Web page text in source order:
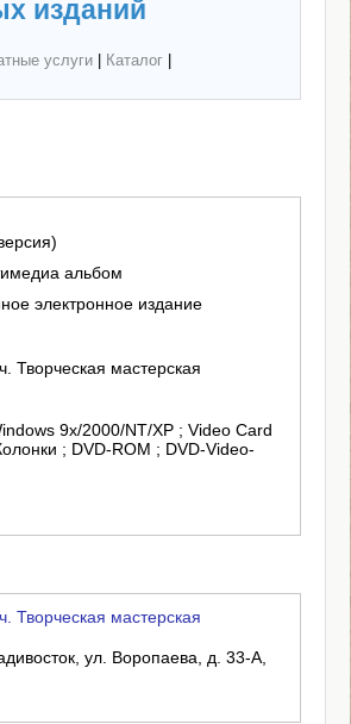
изданий
услуги| Каталог|
альбом
электронное издание
Творческая мастерская
9x/2000/NT/XP ; Video Card
; DVD-ROM ; DVD-Video-
Творческая мастерская
ул. Воропаева, д. 33-А,